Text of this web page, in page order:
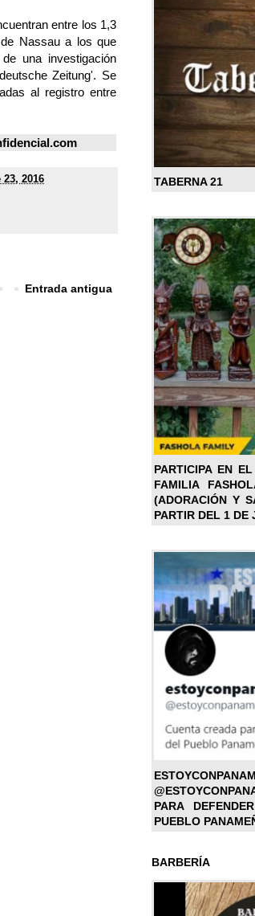
entre los 1,3
Nassau a los que
una investigación
Zeitung'. Se
al registro entre
2016
Entrada antigua
TABERNA 21
PARTICIPA EN
FAMILIA
(ADORACIÓN Y
PARTIR DEL 1 DE
PARA
PUEBLO
BARBERÍA